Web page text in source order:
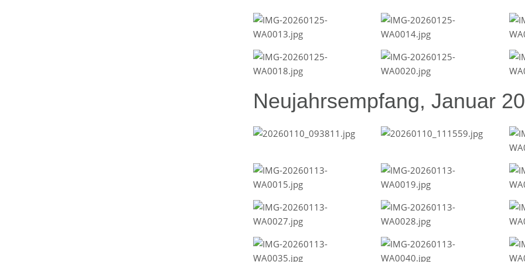
Neujahrsempfang, Januar